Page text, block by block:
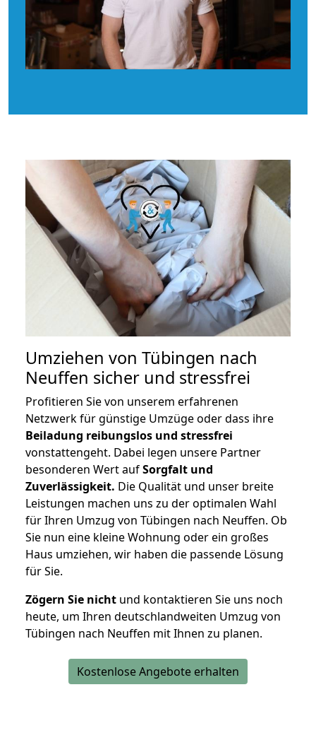
Umziehen von Tübingen nach
Neuffen sicher und stressfrei
Profitieren Sie von unserem erfahrenen
Netzwerk für günstige Umzüge oder dass ihre
Beiladung reibungslos und stressfrei
vonstattengeht. Dabei legen unsere Partner
besonderen Wert aufSorgfalt und
Zuverlässigkeit. Die Qualität und unser breite
Leistungen machen uns zu der optimalen Wahl
für Ihren Umzug von Tübingen nach Neuffen. Ob
Sie nun eine kleine Wohnung oder ein großes
Haus umziehen, wir haben die passende Lösung
für Sie.
Zögern Sie nicht und kontaktieren Sie uns noch
heute, um Ihren deutschlandweiten Umzug von
Tübingen nach Neuffen mit Ihnen zu planen.
Kostenlose Angebote erhalten